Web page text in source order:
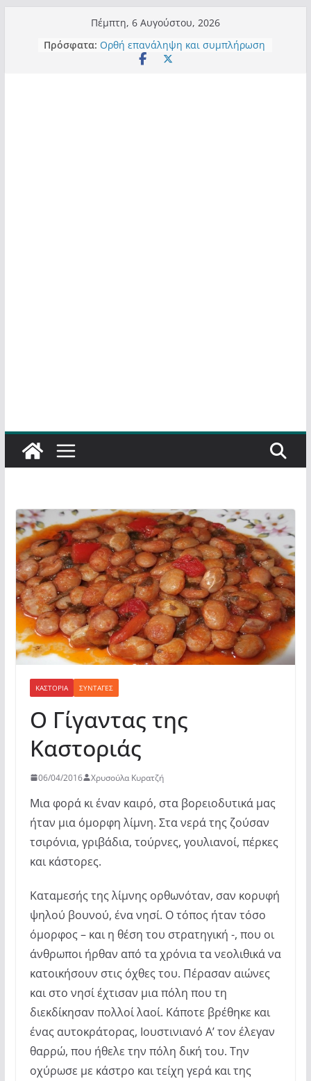
περιεχόμενο
Πέμπτη, 6 Αυγούστου, 2026
Πρόσφατα: Ορθή επανάληψη και συμπλήρωση
ανάκλησης του από 14/01/2021
ΚΑΣΤΟΡΙΆ ΣΥΝΤΑΓΈΣ
Ο Γίγαντας της
Καστοριάς
06/04/2016 Χρυσούλα Κυρατζή
Μια φορά κι έναν καιρό, στα βορειοδυτικά μας
ήταν μια όμορφη λίμνη. Στα νερά της ζούσαν
τσιρόνια, γριβάδια, τούρνες, γουλιανοί, πέρκες
και κάστορες.
Καταμεσής της λίμνης ορθωνόταν, σαν κορυφή
ψηλού βουνού, ένα νησί. Ο τόπος ήταν τόσο
όμορφος – και η θέση του στρατηγική -, που οι
άνθρωποι ήρθαν από τα χρόνια τα νεολιθικά να
κατοικήσουν στις όχθες του. Πέρασαν αιώνες
και στο νησί έχτισαν μια πόλη που τη
διεκδίκησαν πολλοί λαοί. Κάποτε βρέθηκε και
ένας αυτοκράτορας, Ιουστινιανό Α’ τον έλεγαν
θαρρώ, που ήθελε την πόλη δική του. Την
οχύρωσε με κάστρο και τείχη γερά και της